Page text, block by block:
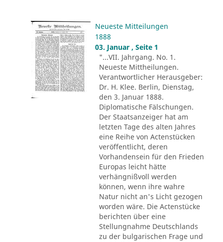
Neueste Mitteilungen
1888
03. Januar , Seite 1
"...VII. Jahrgang. No. 1.
Neueste Mittheilungen.
Verantwortlicher Herausgeber:
Dr. H. Klee. Berlin, Dienstag,
den 3. Januar 1888.
Diplomatische Fälschungen.
Der Staatsanzeiger hat am
letzten Tage des alten Jahres
eine Reihe von Actenstücken
veröffentlicht, deren
Vorhandensein für den Frieden
Europas leicht hätte
verhängnißvoll werden
können, wenn ihre wahre
Natur nicht an's Licht gezogen
worden wäre. Die Actenstücke
berichten über eine
Stellungnahme Deutschlands
zu der bulgarischen Frage und